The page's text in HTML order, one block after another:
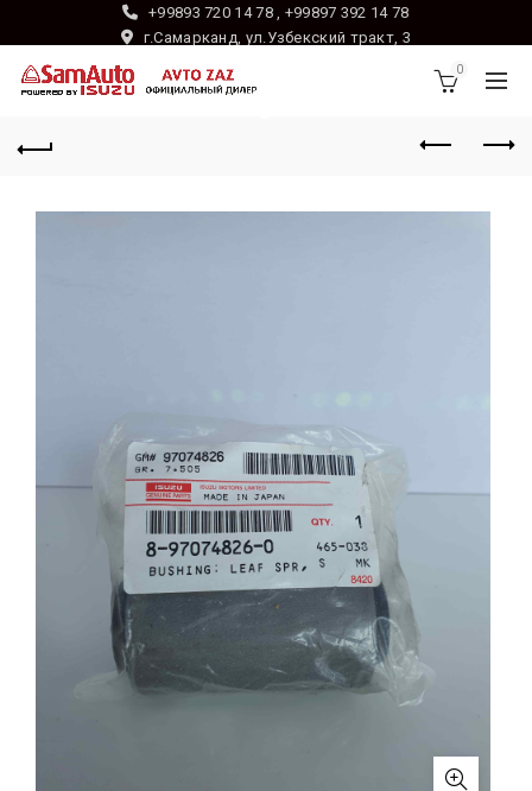
+99893 720 14 78 , +99897 392 14 78
г.Самарканд, ул.Узбекский тракт, 3
0